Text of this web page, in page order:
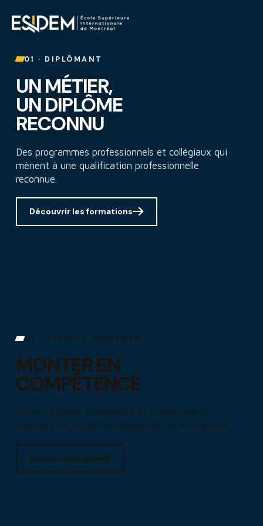
ESIDEM : École supérieure
01 · DIPLÔMANT
UN MÉTIER,
UN DIPLÔME
RECONNU
Des programmes professionnels et collégiaux qui
mènent à une qualification professionnelle
reconnue.
Découvrir les formations
02 · PERFECTIONNEMENT
MONTER EN
COMPÉTENCE
Cours de perfectionnement et formations sur
mesure pour les professionnels et les entreprises.
Voir le catalogue